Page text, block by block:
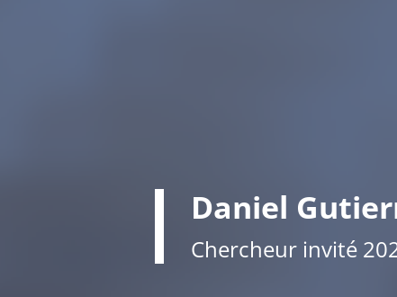
Daniel
Chercheur invité